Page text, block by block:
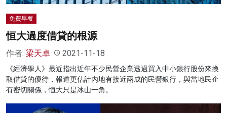
免費早餐
恒大過度借貸的根源
作者: 梁天卓 2021-11-18
《經濟學人》最近指出近年不少民營企業透過買入中小銀行股份來換
取借貸的優待，報道更估計內地有接近兩成的民營銀行，與當地民企
有密切關係，恒大只是冰山一角。